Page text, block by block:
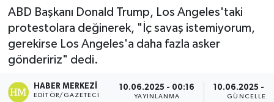
ABD Başkanı Donald Trump, Los Angeles'taki
protestolara değinerek, "İç savaş istemiyorum,
gerekirse Los Angeles'a daha fazla asker
göndeririz" dedi.
HABER MERKEZI
EDITÖR/GAZETECI
10.06.2025 - 00:16
YAYINLANMA
10.06.2025 -
Sağlık
Teknoloji
Son Dakika Haberleri
Haber Arşivi